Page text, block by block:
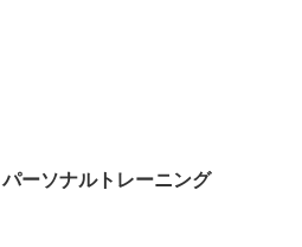
パーソナルトレーニング